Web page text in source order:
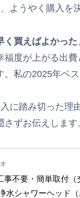
ようやく購入を
く買えばよかった
度が上がる出
私の2025年ベ
に踏み切った理
ずお伝えします
事不要・簡単取付
水シャワーヘッド